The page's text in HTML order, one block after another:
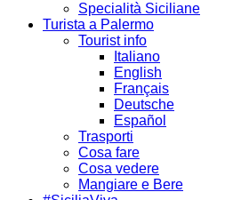
Specialità Siciliane
Turista a Palermo
Tourist info
Italiano
English
Français
Deutsche
Español
Trasporti
Cosa fare
Cosa vedere
Mangiare e Bere